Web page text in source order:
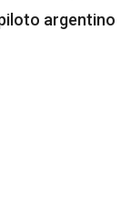
argentino